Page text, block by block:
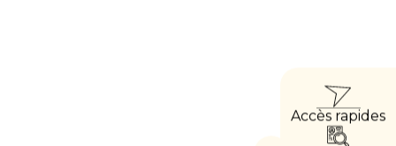
Accès rapides